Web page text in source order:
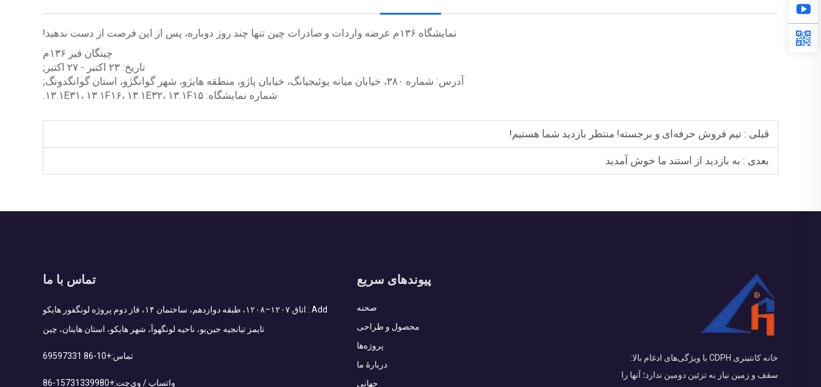
نمایشگاه ۱۳۶م عرضه واردات و صادرات چین تنها چند روز دوباره، پس از این فرصت از دست ندهید!
چینگان فیر ۱۳۶م
تاریخ: ۲۳ اکتبر - ۲۷ اکتبر;
آدرس: شماره ۳۸۰، خیابان میانه یوئیجیانگ، خیابان پاژو، منطقه هایژو، شهر گوانگژو، استان گوانگدونگ;
شماره نمایشگاه: ۱۳.۱E۳۱، ۱۳.۱F۱۶، ۱۳.۱E۳۲، ۱۳.۱F۱۵.
قبلی : تیم فروش حرفه‌ای و برجسته! منتظر بازدید شما هستیم!
بعدی : به بازدید از استند ما خوش آمدید
خانه کانتینری CDPH با ویژگی‌های ادغام بالا:
سقف و زمین نیاز به تزئین دومین ندارد؛ آنها را
پیوندهای سریع
صحنه
محصول و طراحی
پروژه‌ها
دربارهٔ ما
جهانی
تماس با ما
Add : اتاق ۱۲۰۷–۱۲۰۸، طبقه دوازدهم، ساختمان ۱۴، فاز دوم پروژه لونگفور هایکو
تایمز تیانجیه جین‌یو، ناحیه لونگهوآ، شهر هایکو، استان هاینان، چین
تماس:+86-10 69597331
واتساپ / وی‌چت:+86-15731339980